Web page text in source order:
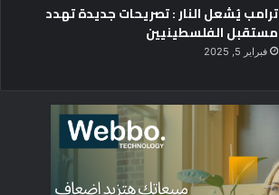
ترامب يُشعل النار : تصريحات جديدة تهدد
مستقبل الفلسطينيين
فبراير 5, 2025